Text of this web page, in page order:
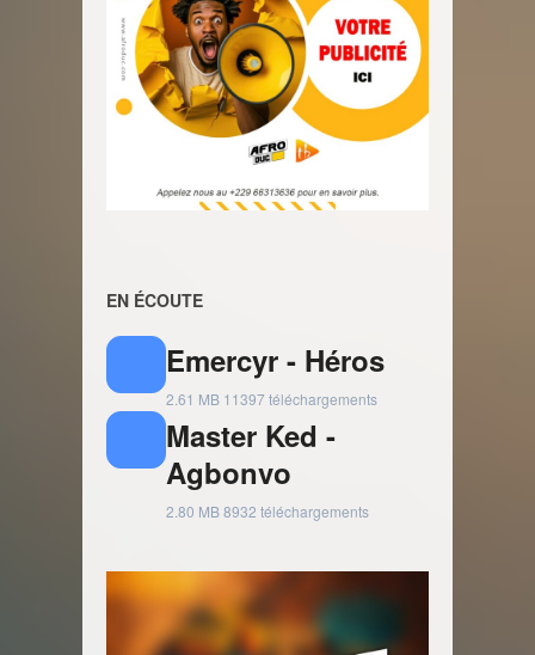
EN ÉCOUTE
Emercyr - Héros
2.61 MB 11397 téléchargements
Master Ked -
Agbonvo
2.80 MB8932 téléchargements